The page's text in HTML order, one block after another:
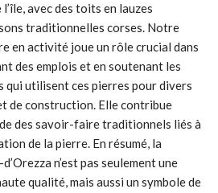
avec des toits en lauzes
traditionnelles corses. Notre
en activité joue un rôle crucial dans
des emplois et en soutenant les
utilisent ces pierres pour divers
de construction. Elle contribue
des savoir-faire traditionnels liés à
de la pierre. En résumé, la
n’est pas seulement une
qualité, mais aussi un symbole de